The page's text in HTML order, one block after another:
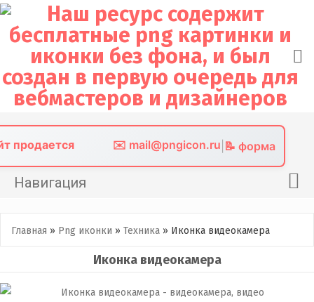
Skip
to
content
продается ✉️ mail@pngicon.ru 📝 форма
Навигация
Png иконки
Картинки без фона
Фото без фона
Главная » Png иконки » Техника » Иконка видеокамера
Иконка видеокамера